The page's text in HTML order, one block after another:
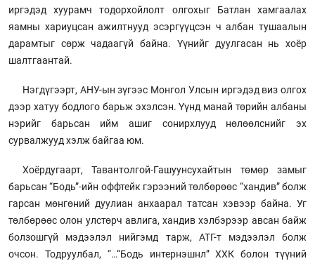
иргэдэд хуурамч тодорхойлолт олгохыг Батлан хамгаалах
яамны хариуцсан ажилтнууд эсэргүүцсэн ч албан тушаалын
дарамтыг сөрж чадаагүй байна. Үүнийг дуулгасан нь хоёр
шалтгаантай.
Нэгдүгээрт, АНУ-ын зүгээс Монгол Улсын иргэдэд виз олгох
дээр хатуу бодлого барьж эхэлсэн. Үүнд манай төрийн албаны
нэрийг барьсан ийм ашиг сонирхлууд нөлөөлснийг эх
сурвалжууд хэлж байгаа юм.
Хоёрдугаарт, Тавантолгой-Гашуунсухайтын төмөр замыг
барьсан “Бодь”-ийн оффтейк гэрээний төлбөрөөс “хандив” болж
гарсан мөнгөний дуулиан анхаарал татсан хэвээр байна. Уг
төлбөрөөс олон улстөрч авлига, хандив хэлбэрээр авсан байж
болзошгүй мэдээлэл нийгэмд тарж, АТГ-т мэдээлэл болж
очсон. Тодруулбал, “…“Бодь интернэшнл” ХХК болон түүний